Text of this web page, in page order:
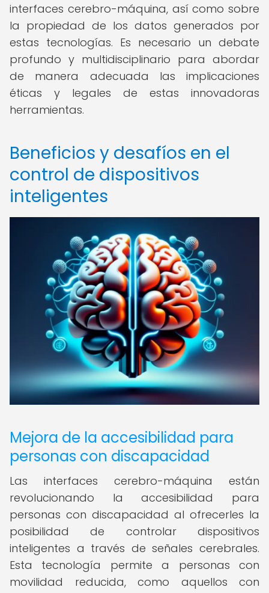
interfaces cerebro-máquina, así como sobre
la propiedad de los datos generados por
estas tecnologías. Es necesario un debate
profundo y multidisciplinario para abordar
de manera adecuada las implicaciones
éticas y legales de estas innovadoras
herramientas.
Beneficios y desafíos en el
control de dispositivos
inteligentes
Mejora de la accesibilidad para
personas con discapacidad
Las interfaces cerebro-máquina están
revolucionando la accesibilidad para
personas con discapacidad al ofrecerles la
posibilidad de controlar dispositivos
inteligentes a través de señales cerebrales.
Esta tecnología permite a personas con
movilidad reducida, como aquellos con